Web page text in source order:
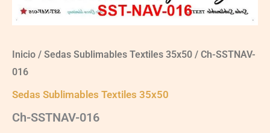
Inicio / Sedas Sublimables Textiles 35x50 / Ch-SSTNAV-
016
Sedas Sublimables Textiles 35x50
Ch-SSTNAV-016